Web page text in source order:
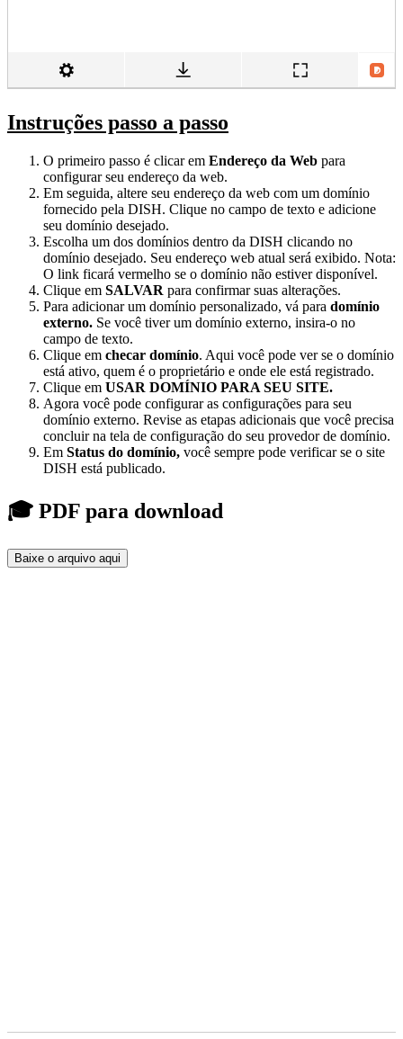
Instruções passo a passo
O primeiro passo é clicar em Endereço da Web para
configurar seu endereço da web.
Em seguida, altere seu endereço da web com um domínio
fornecido pela DISH. Clique no campo de texto e adicione
seu domínio desejado.
Escolha um dos domínios dentro da DISH clicando no
domínio desejado. Seu endereço web atual será exibido. Nota:
O link ficará vermelho se o domínio não estiver disponível.
Clique em SALVAR para confirmar suas alterações.
Para adicionar um domínio personalizado, vá para domínio
externo. Se você tiver um domínio externo, insira-o no
campo de texto.
Clique em checar domínio. Aqui você pode ver se o domínio
está ativo, quem é o proprietário e onde ele está registrado.
Clique em USAR DOMÍNIO PARA SEU SITE.
Agora você pode configurar as configurações para seu
domínio externo. Revise as etapas adicionais que você precisa
concluir na tela de configuração do seu provedor de domínio.
Em Status do domínio, você sempre pode verificar se o site
DISH está publicado.
🎓 PDF para download
Baixe o arquivo aqui